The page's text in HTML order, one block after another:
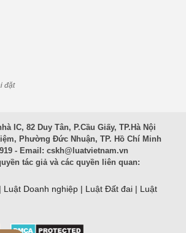
đặt
IC, 82 Duy Tân, P.Cầu Giấy, TP.Hà Nội
Phường Đức Nhuận, TP. Hồ Chí Minh
- Email: cskh@luatvietnam.vn
tác giả và các quyền liên quan:
| Luật Doanh nghiệp | Luật Đất đai | Luật